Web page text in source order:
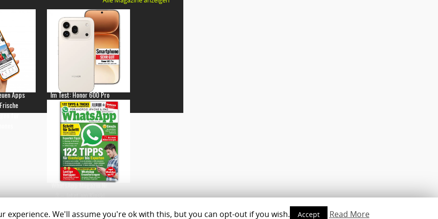
Apps
für
Im Test: Honor 600 Pro
WhatsApp Magazin Nr.
3 – Jetzt am Kiosk!
Magazine Shop Copyright © 2010-2016 - www.androidmag.de
experience. We'll assume you're ok with this, but you can opt-out if you wish. Accept Read More